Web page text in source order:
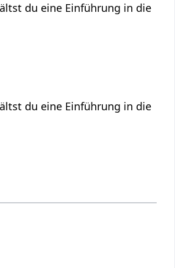
du eine Einführung in die
du eine Einführung in die